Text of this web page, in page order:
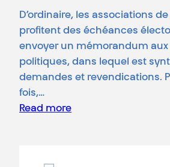
D’ordinaire, les associations
profitent des échéances
envoyer un mémorandum aux
politiques, dans lequel est
demandes et revendications.
fois,…
Read more